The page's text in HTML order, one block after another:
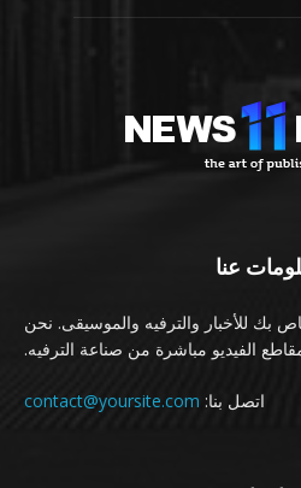
عنا
بك للأخبار والترفيه والموسيقى. نحن
الفيديو مباشرة من صناعة الترفيه.
اتصل بنا: contact@yoursite.com